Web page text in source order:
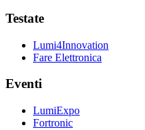
Testate
Lumi4Innovation
Fare Elettronica
Eventi
LumiExpo
Fortronic